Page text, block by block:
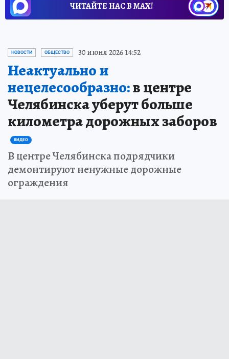
ЧИТАЙТЕ НАС В МАХ!
НОВОСТИ ОБЩЕСТВО 30 июня 2026 14:52
Неактуально и
нецелесообразно:в центре
Челябинска уберут больше
километра дорожных заборов
ВИДЕО
В центре Челябинска подрядчики
демонтируют ненужные дорожные
ограждения